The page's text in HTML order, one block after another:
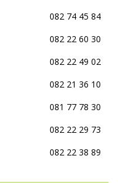
082 74 45 84
082 22 60 30
082 22 49 02
082 21 36 10
081 77 78 30
082 22 29 73
082 22 38 89